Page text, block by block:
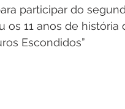
participar do
os 11 anos de
Escondidos”